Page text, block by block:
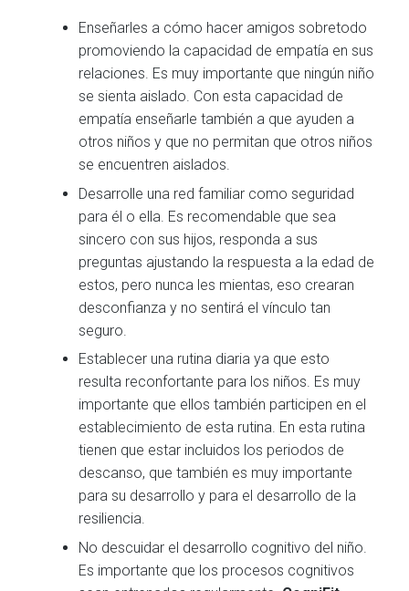
Enseñarles a cómo hacer amigos sobretodo
promoviendo la capacidad de empatía en sus
relaciones. Es muy importante que ningún niño
se sienta aislado. Con esta capacidad de
empatía enseñarle también a que ayuden a
otros niños y que no permitan que otros niños
se encuentren aislados.
Desarrolle una red familiar como seguridad
para él o ella. Es recomendable que sea
sincero con sus hijos, responda a sus
preguntas ajustando la respuesta a la edad de
estos, pero nunca les mientas, eso crearan
desconfianza y no sentirá el vínculo tan
seguro.
Establecer una rutina diaria ya que esto
resulta reconfortante para los niños. Es muy
importante que ellos también participen en el
establecimiento de esta rutina. En esta rutina
tienen que estar incluidos los periodos de
descanso, que también es muy importante
para su desarrollo y para el desarrollo de la
resiliencia.
No descuidar el desarrollo cognitivo del niño.
Es importante que los procesos cognitivos